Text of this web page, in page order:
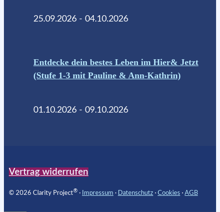
25.09.2026 - 04.10.2026
Entdecke dein bestes Leben im Hier& Jetzt
(Stufe 1-3 mit Pauline & Ann-Kathrin)
01.10.2026 - 09.10.2026
Vertrag widerrufen
© 2026 Clarity Project® ∙ Impressum ∙ Datenschutz ∙ Cookies ∙ AGB